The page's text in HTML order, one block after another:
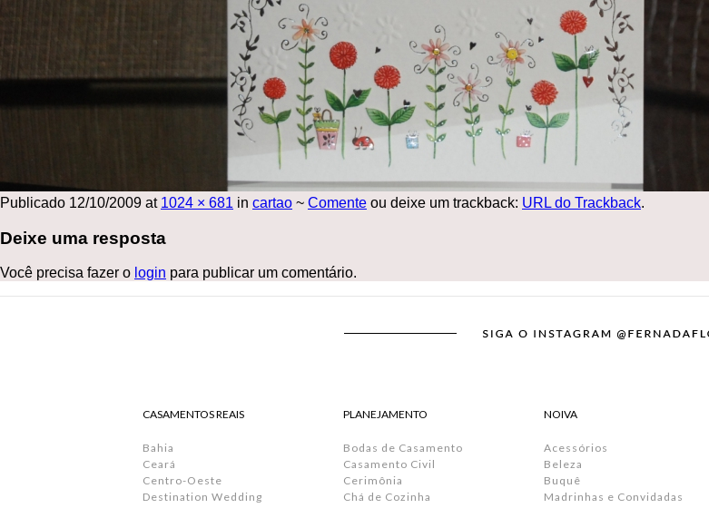
Publicado 12/10/2009 at 1024 × 681 in cartao ~ Comente ou deixe um trackback: URL do Trackback.
Deixe uma resposta
Você precisa fazer o login para publicar um comentário.
CASAMENTOS REAIS
Bahia
Ceará
Centro-Oeste
Destination Wedding
PLANEJAMENTO
Bodas de Casamento
Casamento Civil
Cerimônia
Chá de Cozinha
NOIVA
Acessórios
Beleza
Buquê
Madrinhas e Convidadas